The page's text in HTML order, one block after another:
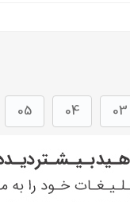
03
04
05